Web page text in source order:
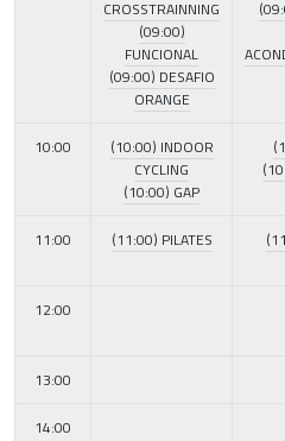
CROSSTRAINNING
(09:00)
FUNCIONAL
(09:00) DESAFIO
ORANGE
10:00
(10:00) INDOOR
CYCLING
(10:00) GAP
11:00 (11:00) PILATES
12:00
13:00
14:00